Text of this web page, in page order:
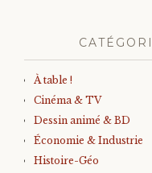
À table !
Cinéma & TV
Dessin animé & BD
Économie & Industrie
Histoire-Géo